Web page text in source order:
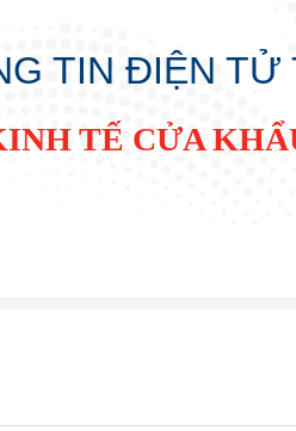
TIN ĐIỆN TỬ
TẾ CỬA